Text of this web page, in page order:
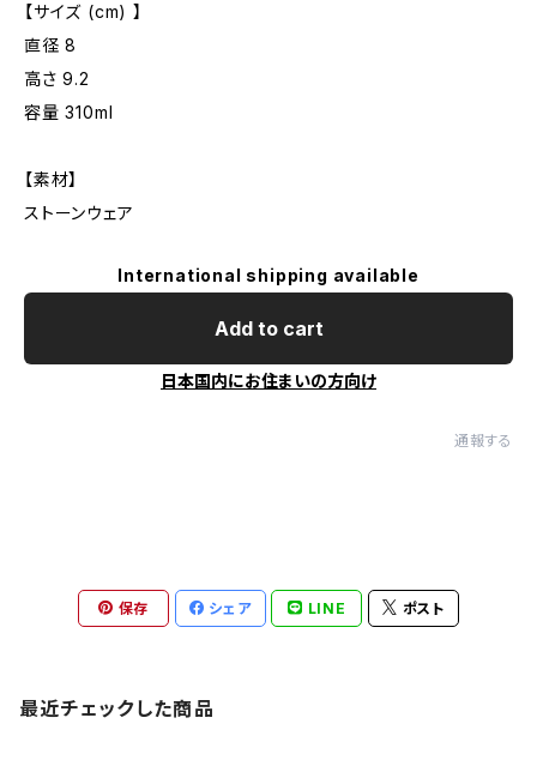
【サイズ (cm) 】
直径 8
高さ 9.2
容量 310ml
【素材】
ストーンウェア
International shipping available
Add to cart
日本国内にお住まいの方向け
通報する
保存 シェア LINE ポスト
最近チェックした商品